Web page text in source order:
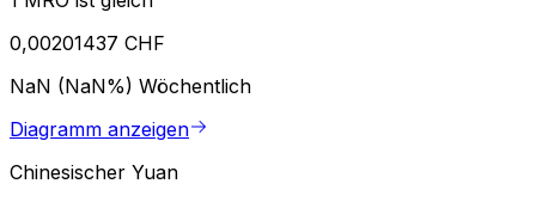
0,00201437 CHF
NaN (NaN%) Wöchentlich
Diagramm anzeigen
Chinesischer Yuan